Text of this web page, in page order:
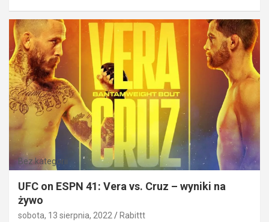
Bez kategorii
UFC on ESPN 41: Vera vs. Cruz – wyniki na
żywo
sobota, 13 sierpnia, 2022 Rabittt